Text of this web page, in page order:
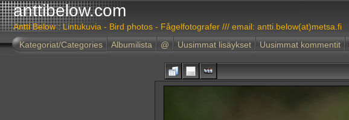
anttibelow.com
Antti Below : Lintukuvia - Bird photos - Fågelfotografer /// email: antti.below(at)metsa.fi
Kategoriat/Categories
Albumilista @ Uusimmat lisäykset Uusimmat kommentit